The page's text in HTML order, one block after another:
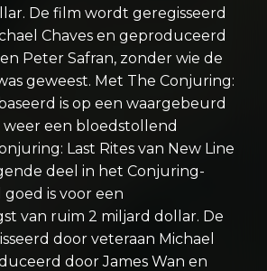
De film wordt geregisseerd
Chaves en geproduceerd
Peter Safran, zonder wie de
geweest. Met The Conjuring:
is op een waargebeurd
een bloedstollend
Last Rites van New Line
deel in het Conjuring-
is voor een
van ruim 2 miljard dollar. De
door veteraan Michael
door James Wan en